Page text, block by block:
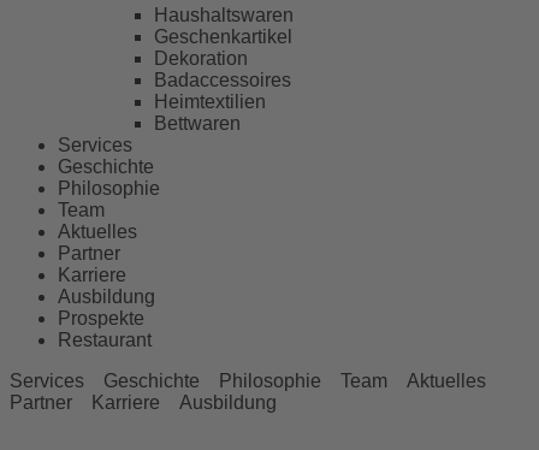
Haushaltswaren
Geschenkartikel
Dekoration
Badaccessoires
Heimtextilien
Bettwaren
Services
Geschichte
Philosophie
Team
Aktuelles
Partner
Karriere
Ausbildung
Prospekte
Restaurant
Services
Geschichte Philosophie Team
Aktuelles
Partner
Karriere Ausbildung